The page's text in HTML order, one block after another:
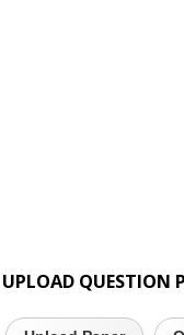
UPLOAD QUESTION